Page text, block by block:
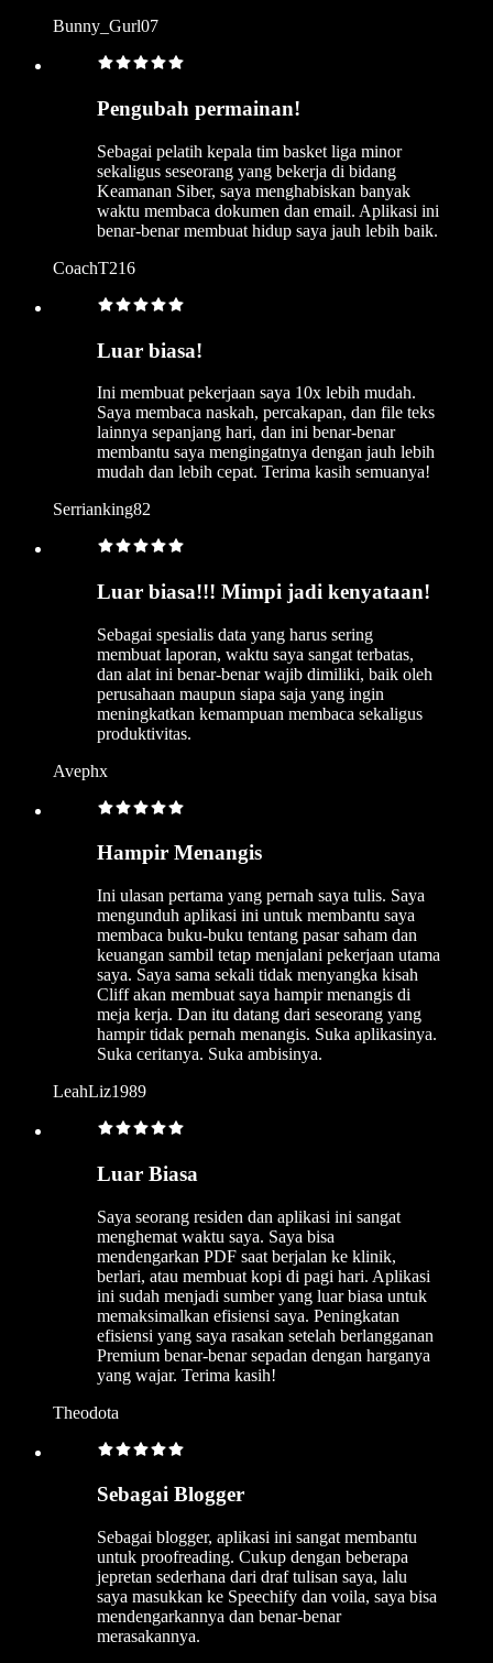
Bunny_Gurl07
Pengubah permainan!
Sebagai pelatih kepala tim basket liga minor
sekaligus seseorang yang bekerja di bidang
Keamanan Siber, saya menghabiskan banyak
waktu membaca dokumen dan email. Aplikasi ini
benar-benar membuat hidup saya jauh lebih baik.
CoachT216
Luar biasa!
Ini membuat pekerjaan saya 10x lebih mudah.
Saya membaca naskah, percakapan, dan file teks
lainnya sepanjang hari, dan ini benar-benar
membantu saya mengingatnya dengan jauh lebih
mudah dan lebih cepat. Terima kasih semuanya!
Serrianking82
Luar biasa!!! Mimpi jadi kenyataan!
Sebagai spesialis data yang harus sering
membuat laporan, waktu saya sangat terbatas,
dan alat ini benar-benar wajib dimiliki, baik oleh
perusahaan maupun siapa saja yang ingin
meningkatkan kemampuan membaca sekaligus
produktivitas.
Avephx
Hampir Menangis
Ini ulasan pertama yang pernah saya tulis. Saya
mengunduh aplikasi ini untuk membantu saya
membaca buku-buku tentang pasar saham dan
keuangan sambil tetap menjalani pekerjaan utama
saya. Saya sama sekali tidak menyangka kisah
Cliff akan membuat saya hampir menangis di
meja kerja. Dan itu datang dari seseorang yang
hampir tidak pernah menangis. Suka aplikasinya.
Suka ceritanya. Suka ambisinya.
LeahLiz1989
Luar Biasa
Saya seorang residen dan aplikasi ini sangat
menghemat waktu saya. Saya bisa
mendengarkan PDF saat berjalan ke klinik,
berlari, atau membuat kopi di pagi hari. Aplikasi
ini sudah menjadi sumber yang luar biasa untuk
memaksimalkan efisiensi saya. Peningkatan
efisiensi yang saya rasakan setelah berlangganan
Premium benar-benar sepadan dengan harganya
yang wajar. Terima kasih!
Theodota
Sebagai Blogger
Sebagai blogger, aplikasi ini sangat membantu
untuk proofreading. Cukup dengan beberapa
jepretan sederhana dari draf tulisan saya, lalu
saya masukkan ke Speechify dan voila, saya bisa
mendengarkannya dan benar-benar
merasakannya.